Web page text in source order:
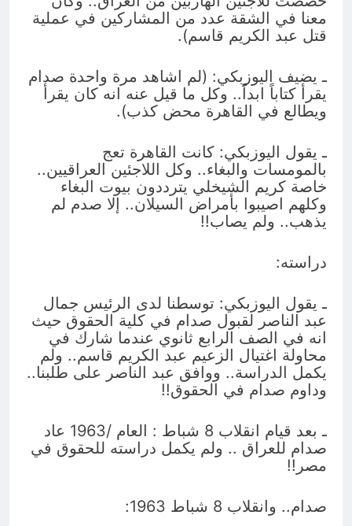
معنا في الشقة عدد من المشاركين في عملية
قتل عبد الكريم قاسم).
ـ يضيف اليوزبكي: (لم اشاهد مرة واحدة صدام
يقرأ كتاباً ابداً.. وكل ما قيل عنه انه كان يقرأ
ويطالع في القاهرة محض كذب).
ـ يقول اليوزبكي: كانت القاهرة تعج
بالمومسات والبغاء.. وكل اللاجئين العراقيين..
خاصة كريم الشيخلي يترددون بيوت البغاء
وكلهم اصيبوا بأمراض السيلان.. إلا صدم لم
يذهب.. ولم يصاب!!
دراسته:
ـ يقول اليوزبكي: توسطنا لدى الرئيس جمال
عبد الناصر لقبول صدام في كلية الحقوق حيث
انه في الصف الرابع ثانوي عندما شارك في
محاولة اغتيال الزعيم عبد الكريم قاسم.. ولم
يكمل الدراسة.. ووافق عبد الناصر على طلبنا..
وداوم صدام في الحقوق!!
ـ بعد قيام انقلاب 8 شباط : العام /1963 عاد
صدام للعراق .. ولم يكمل دراسته للحقوق في
مصر!!
صدام.. وانقلاب 8 شباط 1963: